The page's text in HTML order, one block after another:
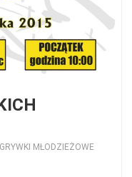
MŁODZIEŻOWE